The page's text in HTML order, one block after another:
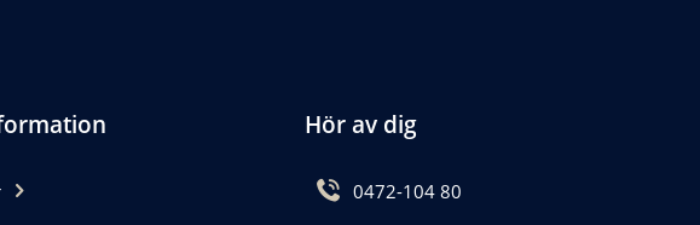
Hör av dig
0472-104 80